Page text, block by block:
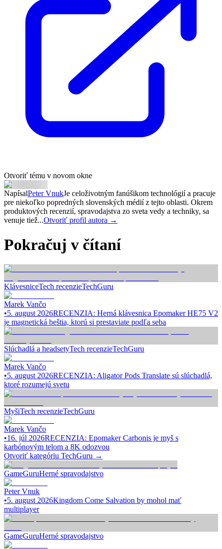
Otvoriť tému v novom okne
NapísalPeter VnukJe celoživotným fanúšikom technológií a pracuje
pre niekoľko popredných slovenských médií z tejto oblasti. Okrem
produktových recenzií, spravodajstva zo sveta vedy a techniky, sa
venuje tiež...Otvoriť profil autora →
Pokračuj v čítaní
KlávesniceTech recenzieTechGuru
Marek Vančo
•5. august 2026RECENZIA: Herná klávesnica Epomaker HE75 V2
je magnetická beštia, ktorú si prestaviate podľa seba
Slúchadlá a headsetyTech recenzieTechGuru
Marek Vančo
•5. august 2026RECENZIA: Aligator Pods Translate sú slúchadlá,
ktoré rozumejú svetu
MyšiTech recenzieTechGuru
Marek Vančo
•16. júl 2026RECENZIA: Epomaker Carbonis je myš s
karbónovým telom a 8K odozvou
Otvoriť kategóriu TechGuru →
GameGuruHerné spravodajstvo
Peter Vnuk
•5. august 2026Kingdom Come Salvation by mohol mať
multiplayer
GameGuruHerné spravodajstvo